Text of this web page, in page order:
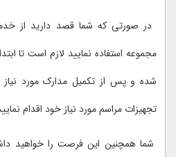
در صورتی که شما قصد دارید از
مجموعه استفاده نمایید لازم است تا
شده و پس از تکمیل مدارک مورد
تجهیزات مراسم مورد نیاز خود اقدام
شما همچنین این فرصت را خواهید